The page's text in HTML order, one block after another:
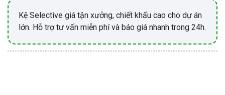
Kệ Selective giá tận xưởng, chiết khấu cao cho dự án
lớn. Hỗ trợ tư vấn miễn phí và báo giá nhanh trong 24h.